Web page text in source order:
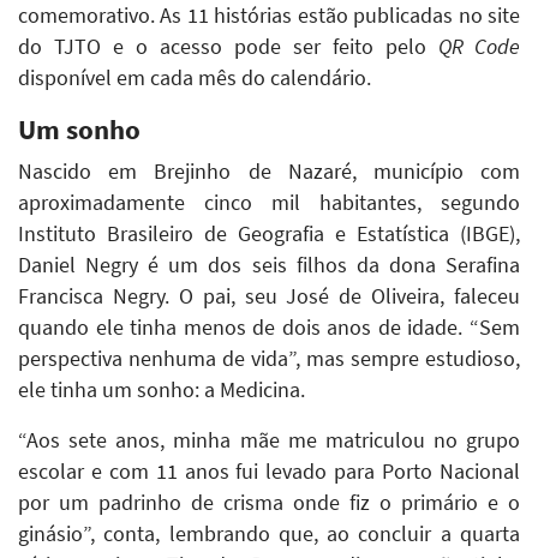
comemorativo. As 11 histórias estão publicadas no site
do TJTO e o acesso pode ser feito pelo QR Code
disponível em cada mês do calendário.
Um sonho
Nascido em Brejinho de Nazaré, município com
aproximadamente cinco mil habitantes, segundo
Instituto Brasileiro de Geografia e Estatística (IBGE),
Daniel Negry é um dos seis filhos da dona Serafina
Francisca Negry. O pai, seu José de Oliveira, faleceu
quando ele tinha menos de dois anos de idade. “Sem
perspectiva nenhuma de vida”, mas sempre estudioso,
ele tinha um sonho: a Medicina.
“Aos sete anos, minha mãe me matriculou no grupo
escolar e com 11 anos fui levado para Porto Nacional
por um padrinho de crisma onde fiz o primário e o
ginásio”, conta, lembrando que, ao concluir a quarta